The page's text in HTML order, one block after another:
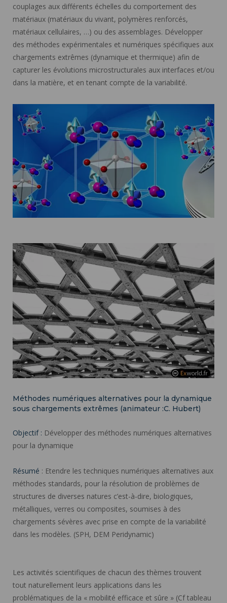
couplages aux différents échelles du comportement des
matériaux (matériaux du vivant, polymères renforcés,
matériaux cellulaires, …) ou des assemblages. Développer
des méthodes expérimentales et numériques spécifiques aux
chargements extrêmes (dynamique et thermique) afin de
capturer les évolutions microstructurales aux interfaces et/ou
dans la matière, et en tenant compte de la variabilité.
Méthodes numériques alternatives pour la dynamique
sous chargements extrêmes (animateur :C. Hubert)
Objectif : Développer des méthodes numériques alternatives
pour la dynamique
Résumé : Etendre les techniques numériques alternatives aux
méthodes standards, pour la résolution de problèmes de
structures de diverses natures c’est-à-dire, biologiques,
métalliques, verres ou composites, soumises à des
chargements sévères avec prise en compte de la variabilité
dans les modèles. (SPH, DEM Peridynamic)
Les activités scientifiques de chacun des thèmes trouvent
tout naturellement leurs applications dans les
problématiques de la « mobilité efficace et sûre » (Cf tableau